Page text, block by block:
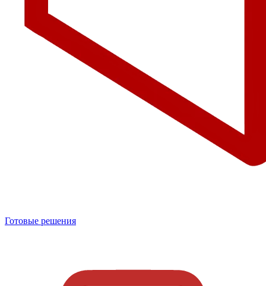
Готовые решения